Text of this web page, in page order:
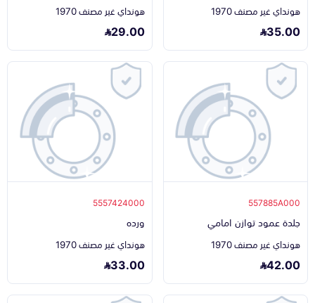
هونداي غير مصنف 1970
35.00
هونداي غير مصنف 1970
29.00
557885A000
جلدة عمود توازن امامي
هونداي غير مصنف 1970
42.00
5557424000
ورده
هونداي غير مصنف 1970
33.00